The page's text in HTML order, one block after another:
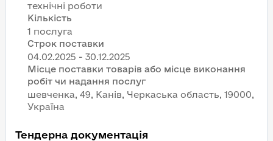
технічні роботи
Кількість
1 послуга
Строк поставки
Місце поставки товарів або місце виконання
робіт чи надання послуг
шевченка, 49, Канів, Черкаська область, 19000,
Україна
Тендерна документація